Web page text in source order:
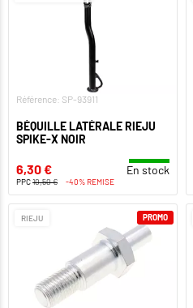
Référence: SP-93911
BÉQUILLE LATÉRALE RIEJU
SPIKE-X NOIR
6,30 € En stock
PPC10,50 € -40% REMISE
RIEJU PROMO